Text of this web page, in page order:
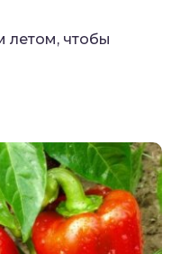
летом, чтобы